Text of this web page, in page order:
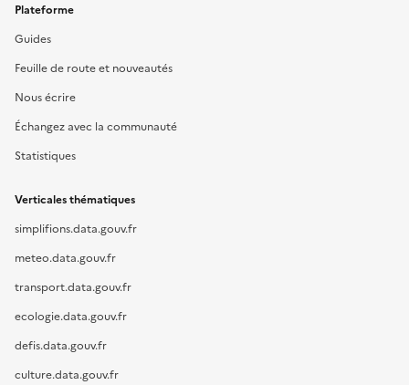
Plateforme
Guides
Feuille de route et nouveautés
Nous écrire
Échangez avec la communauté
Statistiques
Verticales thématiques
simplifions.data.gouv.fr
meteo.data.gouv.fr
transport.data.gouv.fr
ecologie.data.gouv.fr
defis.data.gouv.fr
culture.data.gouv.fr